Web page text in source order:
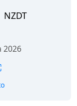
NZDT
2026